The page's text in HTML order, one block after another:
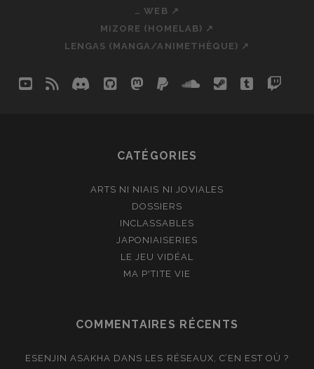
… WEB ↗
MIZORE (HOMELAB) ↗
LENGAS (MANGA/ANIMETHÈQUE) ↗
youtube
rss discord
githubmastodon
paypalsoundcloud
steamtumblr
CATÉGORIES
ARTS NI NIAIS NI JOVIALES
DOSSIERS
INCLASSABLES
JAPONIAISERIES
LE JEU VIDÉAL
MA P'TITE VIE
COMMENTAIRES RÉCENTS
ESENJIN ASAKHA DANS LES RÉSEAUX, C’EN EST OÙ ?